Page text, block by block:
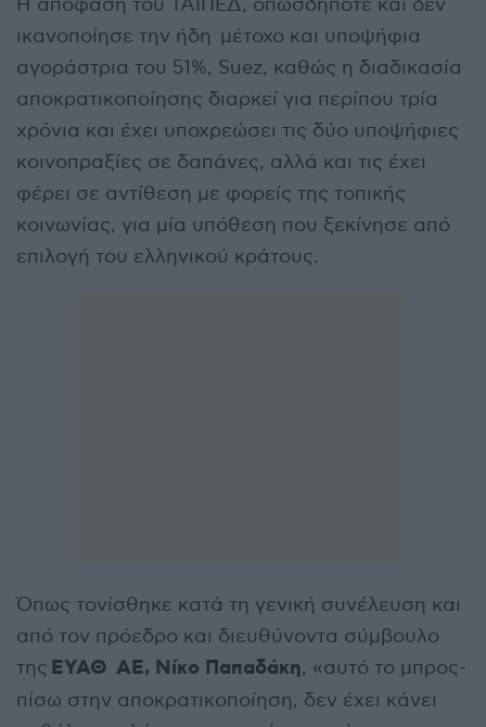
Η απόφαση του ΤΑΙΠΕΔ, οπωσδήποτε και δεν
ικανοποίησε την ήδη μέτοχο και υποψήφια
αγοράστρια του 51%, Suez, καθώς η διαδικασία
αποκρατικοποίησης διαρκεί για περίπου τρία
χρόνια και έχει υποχρεώσει τις δύο υποψήφιες
κοινοπραξίες σε δαπάνες, αλλά και τις έχει
φέρει σε αντίθεση με φορείς της τοπικής
κοινωνίας, για μία υπόθεση που ξεκίνησε από
επιλογή του ελληνικού κράτους.
Όπως τονίσθηκε κατά τη γενική συνέλευση και
από τον πρόεδρο και διευθύνοντα σύμβουλο
της ΕΥΑΘ ΑΕ, Νίκο Παπαδάκη, «αυτό το μπρος-
πίσω στην αποκρατικοποίηση, δεν έχει κάνει